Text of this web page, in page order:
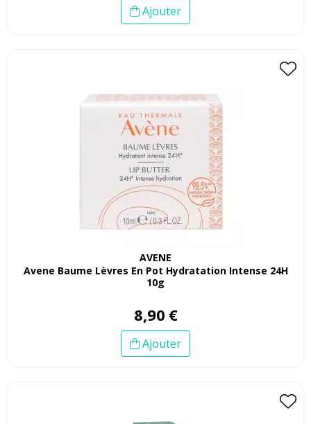
Ajouter
AVENE
Avene Baume Lèvres En Pot Hydratation Intense 24H
10g
8,90 €
Ajouter